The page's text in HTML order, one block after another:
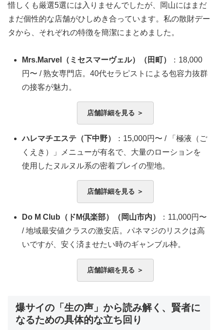
惜しくも厳選5選には入りませんでしたが、岡山にはまだ
まだ個性的な店舗がひしめき合っています。私の散財デー
タから、それぞれの特徴を簡潔にまとめました。
Mrs.Marvel（ミセスマーヴェル）（田町）
：18,000
円〜 / 熟女専門店。40代セラピストによる包容力抜群
の接客が魅力。
店舗詳細を見る ＞
ハレマチエステ（下中野）
：15,000円〜 / 「極液（ご
くえき）」メニューが有名で、大量のローションを
使用したヌルヌル系の密着プレイの聖地。
店舗詳細を見る ＞
Do M Club（ドM倶楽部）（岡山市内）
：11,000円〜
/ 地域最安値クラスの激安店。パネマジのリスクは高
いですが、安く済ませたい時のギャンブル枠。
店舗詳細を見る ＞
爆サイの「生の声」から読み解く、賢者に
なるための具体的な立ち回り